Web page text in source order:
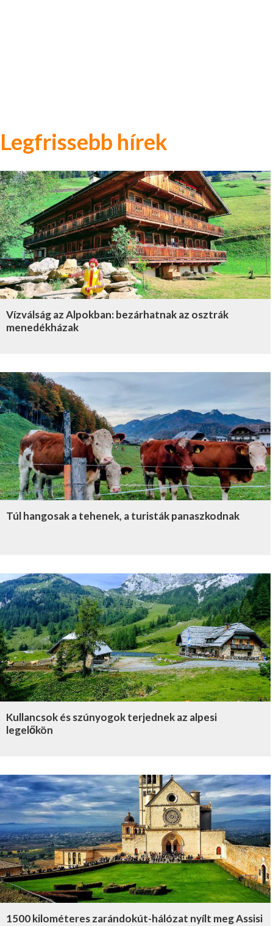
Legfrissebb hírek
Vízválság az Alpokban: bezárhatnak az osztrák
menedékházak
Túl hangosak a tehenek, a turisták panaszkodnak
Kullancsok és szúnyogok terjednek az alpesi
legelőkön
1500 kilométeres zarándokút-hálózat nyílt meg Assisi